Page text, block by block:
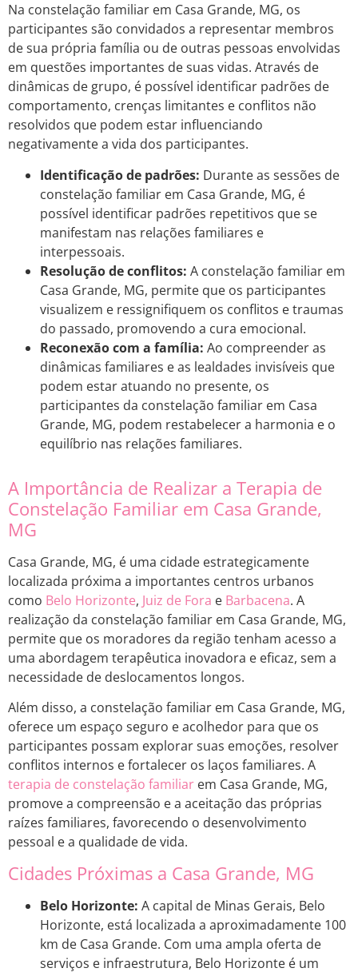
Na constelação familiar em Casa Grande, MG, os
participantes são convidados a representar membros
de sua própria família ou de outras pessoas envolvidas
em questões importantes de suas vidas. Através de
dinâmicas de grupo, é possível identificar padrões de
comportamento, crenças limitantes e conflitos não
resolvidos que podem estar influenciando
negativamente a vida dos participantes.
Identificação de padrões: Durante as sessões de
constelação familiar em Casa Grande, MG, é
possível identificar padrões repetitivos que se
manifestam nas relações familiares e
interpessoais.
Resolução de conflitos: A constelação familiar em
Casa Grande, MG, permite que os participantes
visualizem e ressignifiquem os conflitos e traumas
do passado, promovendo a cura emocional.
Reconexão com a família: Ao compreender as
dinâmicas familiares e as lealdades invisíveis que
podem estar atuando no presente, os
participantes da constelação familiar em Casa
Grande, MG, podem restabelecer a harmonia e o
equilíbrio nas relações familiares.
A Importância de Realizar a Terapia de
Constelação Familiar em Casa Grande,
MG
Casa Grande, MG, é uma cidade estrategicamente
localizada próxima a importantes centros urbanos
como Belo Horizonte, Juiz de Fora e Barbacena. A
realização da constelação familiar em Casa Grande, MG,
permite que os moradores da região tenham acesso a
uma abordagem terapêutica inovadora e eficaz, sem a
necessidade de deslocamentos longos.
Além disso, a constelação familiar em Casa Grande, MG,
oferece um espaço seguro e acolhedor para que os
participantes possam explorar suas emoções, resolver
conflitos internos e fortalecer os laços familiares. A
terapia de constelação familiar em Casa Grande, MG,
promove a compreensão e a aceitação das próprias
raízes familiares, favorecendo o desenvolvimento
pessoal e a qualidade de vida.
Cidades Próximas a Casa Grande, MG
Belo Horizonte: A capital de Minas Gerais, Belo
Horizonte, está localizada a aproximadamente 100
km de Casa Grande. Com uma ampla oferta de
serviços e infraestrutura, Belo Horizonte é um